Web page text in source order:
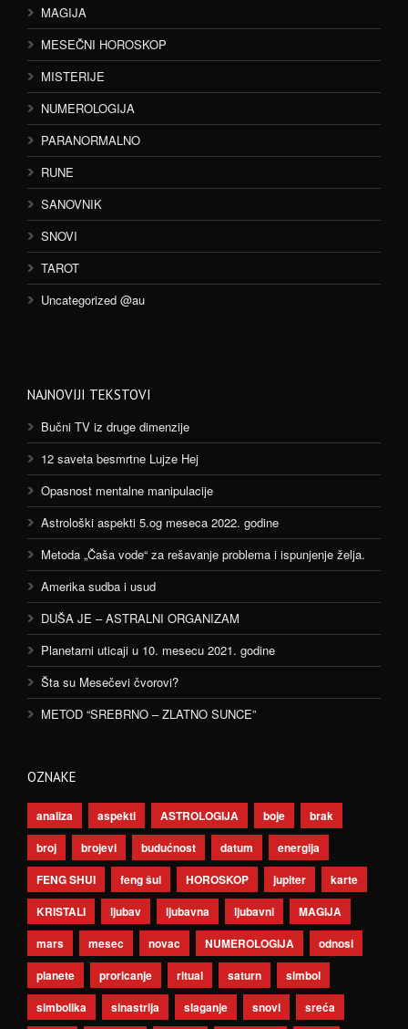
MAGIJA
MESEČNI HOROSKOP
MISTERIJE
NUMEROLOGIJA
PARANORMALNO
RUNE
SANOVNIK
SNOVI
TAROT
Uncategorized @au
NAJNOVIJI TEKSTOVI
Bučni TV iz druge dimenzije
12 saveta besmrtne Lujze Hej
Opasnost mentalne manipulacije
Astrološki aspekti 5.og meseca 2022. godine
Metoda „Čaša vode“ za rešavanje problema i ispunjenje želja.
Amerika sudba i usud
DUŠA JE – ASTRALNI ORGANIZAM
Planetarni uticaji u 10. mesecu 2021. godine
Šta su Mesečevi čvorovi?
METOD “SREBRNO – ZLATNO SUNCE”
OZNAKE
analiza aspekti ASTROLOGIJA boje
brak
broj
brojevi budućnost datum
energija
FENG SHUI
feng šui HOROSKOP jupiter
karte
KRISTALI
ljubav ljubavna ljubavni
MAGIJA
mars
mesec novac NUMEROLOGIJA
odnosi
planete
proricanje ritual saturn
simbol
simbolika
sinastrija slaganje snovi sreća